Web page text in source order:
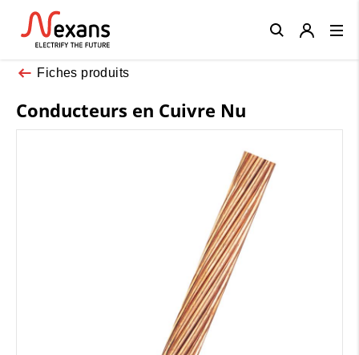
Fiches produits
Conducteurs en Cuivre Nu
Close